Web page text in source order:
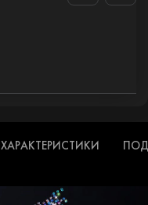
ХАРАКТЕРИСТИКИ